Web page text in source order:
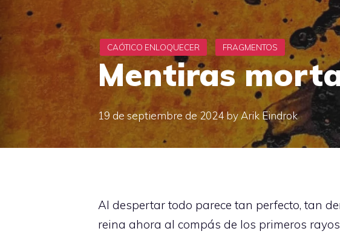
Mentiras
19 de septiembre de 2024byArik Eindrok
Al despertar todo parece tan perfecto, tan
reina ahora al compás de los primeros